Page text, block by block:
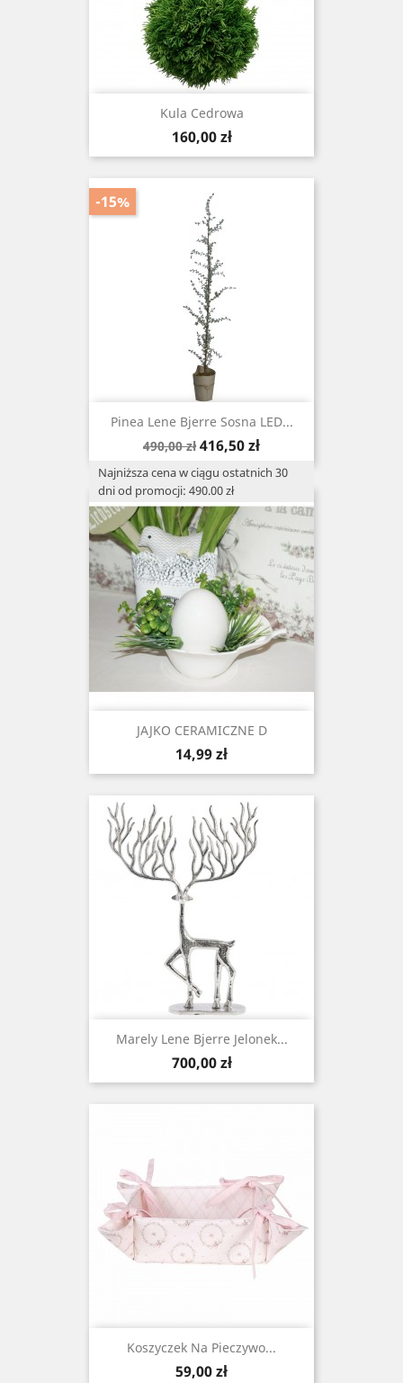
Kula Cedrowa
Cena
160,00 zł
Pinea Lene Bjerre Sosna LED...
Cena
490,00 zł Cena
416,50 zł
Najniższa cena w ciągu ostatnich 30
dni od promocji: 490.00 zł
-15%
JAJKO CERAMICZNE D
Cena
14,99 zł
Marely Lene Bjerre Jelonek...
Cena
700,00 zł
Koszyczek Na Pieczywo...
Cena
59,00 zł